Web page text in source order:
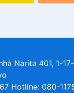
Narita 401, 1-
Hotline: 080-